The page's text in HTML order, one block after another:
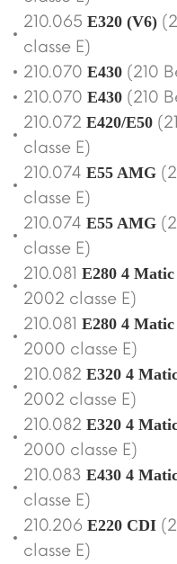
210.065 E320 (V6)
classe E)
210.070 E430 (210
210.070 E430 (210
210.072 E420/E50
classe E)
210.074 E55 AMG
classe E)
210.074 E55 AMG
classe E)
210.081 E280 4
2002 classe E)
210.081 E280 4
2000 classe E)
210.082 E320 4
2002 classe E)
210.082 E320 4
2000 classe E)
210.083 E430 4
classe E)
210.206 E220 CDI
classe E)